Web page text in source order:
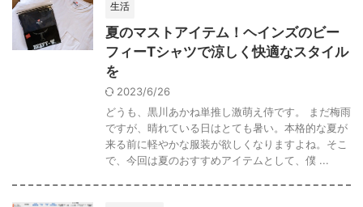
生活
夏のマストアイテム！ヘインズのビー
フィーTシャツで涼しく快適なスタイル
を
2023/6/26
どうも、黒川あかね単推し激萌え侍です。 まだ梅雨
ですが、晴れている日はとても暑い。本格的な夏が
来る前に軽やかな服装が欲しくなりますよね。そこ
で、今回は夏のおすすめアイテムとして、僕 ...